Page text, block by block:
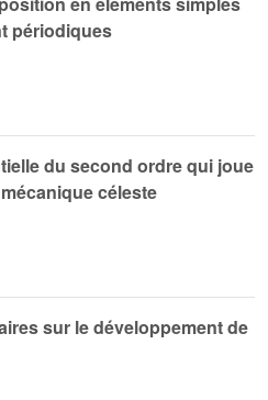
périodiques
du second ordre qui joue
céleste
sur le développement de